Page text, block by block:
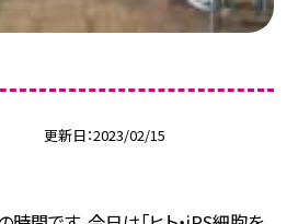
更新日 2023/02/15